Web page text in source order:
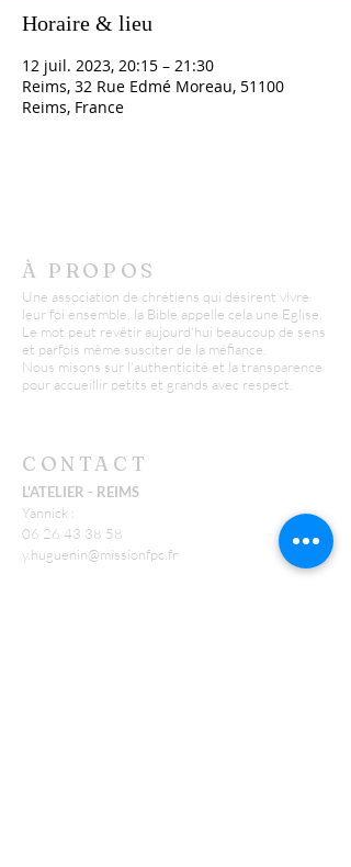
Horaire & lieu
12 juil. 2023, 20:15 – 21:30
Reims, 32 Rue Edmé Moreau, 51100
Reims, France
À PROPOS
Une association de chrétiens qui désirent vivre
leur foi ensemble, la Bible appelle cela une Eglise.
Le mot peut revêtir aujourd'hui beaucoup de sens
et parfois même susciter de la méfiance.
Nous misons sur l'authenticité et la transparence
pour accueillir petits et grands avec respect.
CONTACT
L'ATELIER - REIMS
Yannick :
06 26 43 38 58
y.huguenin@missionfpc.fr